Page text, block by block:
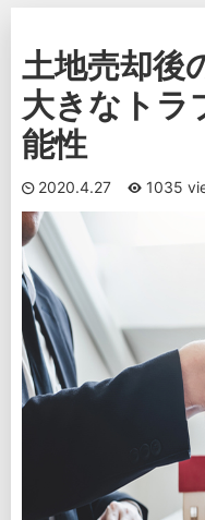
土地売却後
大きなトラ
能性
2020.4.27 1035